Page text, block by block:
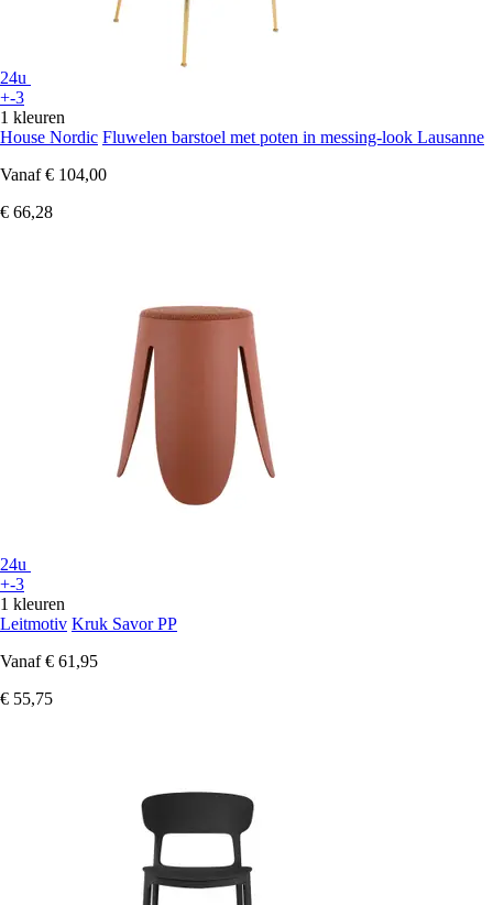
24u
+-3
1 kleuren
House Nordic Fluwelen barstoel met poten in messing-look Lausanne
Vanaf € 104,00
€ 66,28
24u
+-3
1 kleuren
Leitmotiv Kruk Savor PP
Vanaf € 61,95
€ 55,75